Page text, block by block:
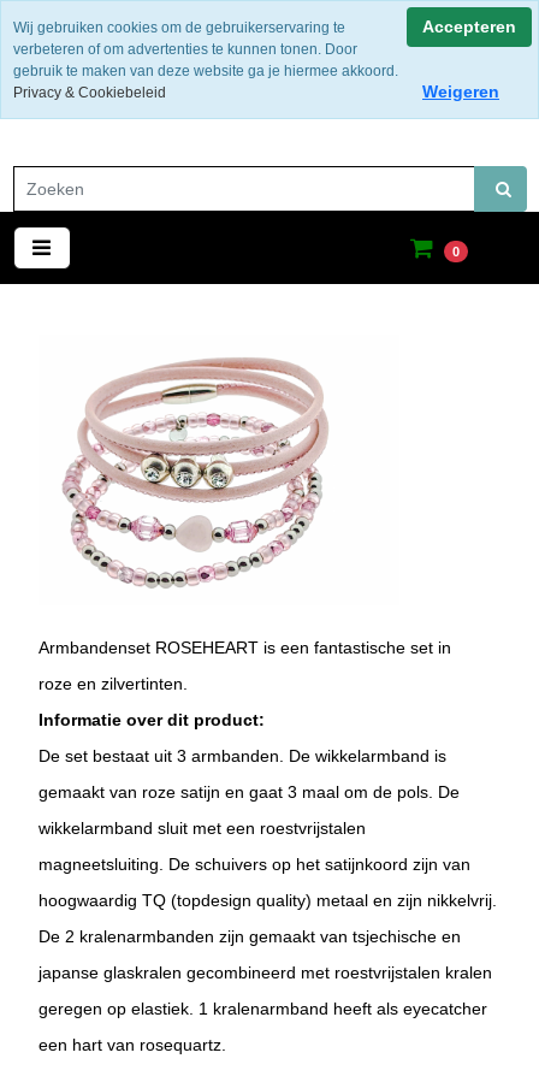
Gratis verzending binnen Nederland
0
Armbandenset ROSEHEART is een fantastische set in
roze en zilvertinten.
Informatie over dit product:
De set bestaat uit 3 armbanden. De wikkelarmband is
gemaakt van roze satijn en gaat 3 maal om de pols. De
wikkelarmband sluit met een roestvrijstalen
magneetsluiting. De schuivers op het satijnkoord zijn van
hoogwaardig TQ (topdesign quality) metaal en zijn nikkelvrij.
De 2 kralenarmbanden zijn gemaakt van tsjechische en
japanse glaskralen gecombineerd met roestvrijstalen kralen
geregen op elastiek. 1 kralenarmband heeft als eyecatcher
een hart van rosequartz.
Wij gebruiken cookies om de gebruikerservaring te
verbeteren of om advertenties te kunnen tonen. Door
gebruik te maken van deze website ga je hiermee akkoord.
Privacy & Cookiebeleid
Accepteren
Weigeren